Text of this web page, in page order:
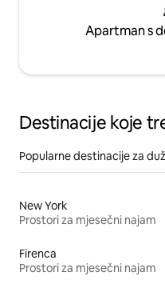
Apartman s
Destinacije koje
Popularne destinacije za
New York
Prostori za mjesečni najam
Firenca
Prostori za mjesečni najam